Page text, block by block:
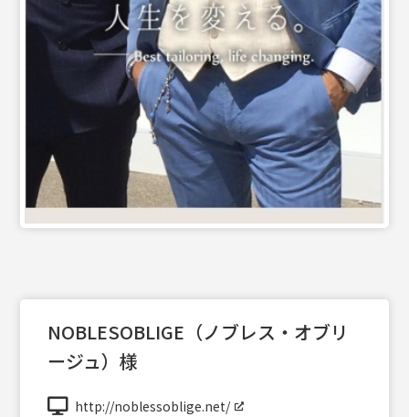
NOBLESOBLIGE（ノブレス・オブリ
ージュ）様
http://noblessoblige.net/